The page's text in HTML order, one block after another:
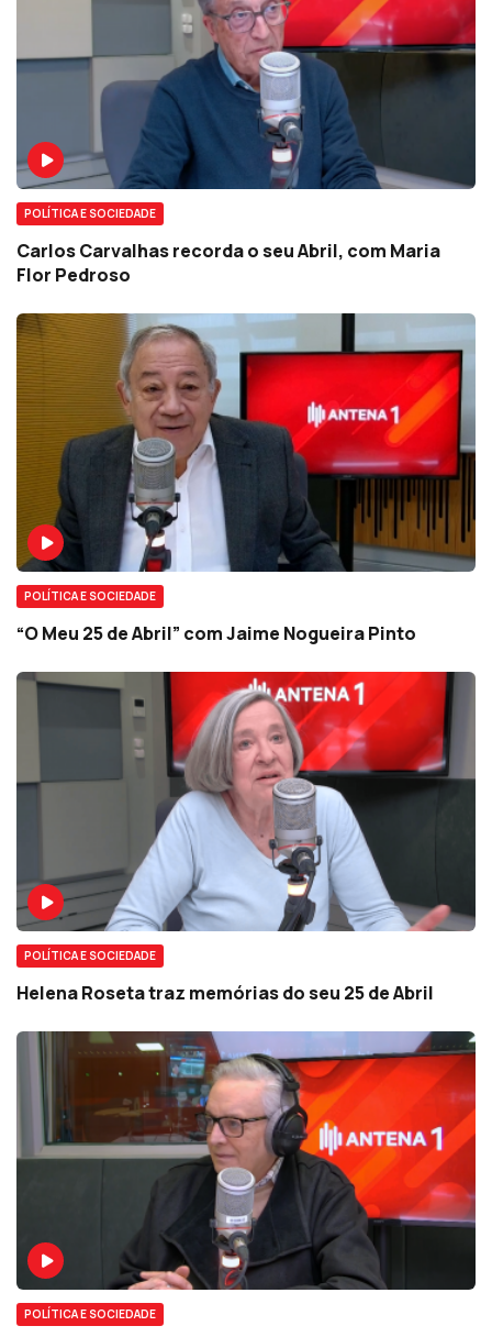
POLÍTICA E SOCIEDADE
Carlos Carvalhas recorda o seu Abril, com Maria
Flor Pedroso
POLÍTICA E SOCIEDADE
“O Meu 25 de Abril” com Jaime Nogueira Pinto
POLÍTICA E SOCIEDADE
Helena Roseta traz memórias do seu 25 de Abril
POLÍTICA E SOCIEDADE